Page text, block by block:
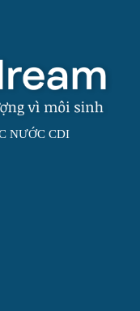
NƯỚC CDI